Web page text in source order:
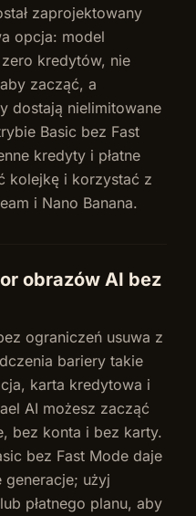
zaprojektowany
opcja: model
kredytów, nie
zacząć, a
dostają nielimitowane
Basic bez Fast
kredyty i płatne
kolejkę i korzystać z
i Nano Banana.
obrazów AI bez
ograniczeń usuwa z
bariery takie
karta kredytowa i
AI możesz zacząć
bez konta i bez karty.
bez Fast Mode daje
generacje; użyj
płatnego planu, aby